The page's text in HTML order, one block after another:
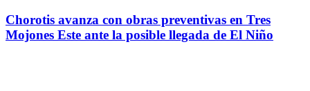
Chorotis avanza con obras preventivas en Tres
Mojones Este ante la posible llegada de El Niño